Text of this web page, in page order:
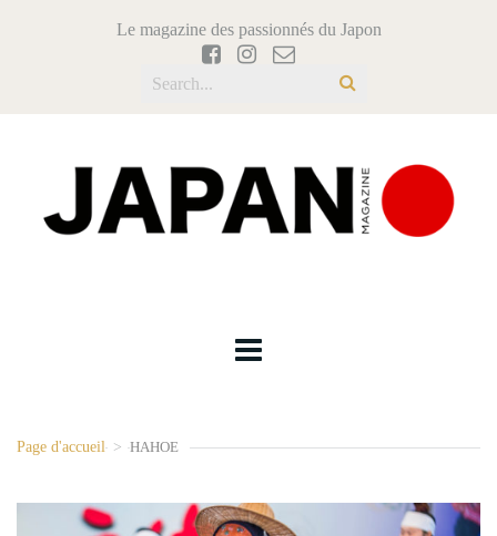
Le magazine des passionnés du Japon
Page d'accueil > HAHOE